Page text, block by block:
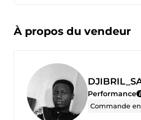
À propos du vendeur
Performance
Commande